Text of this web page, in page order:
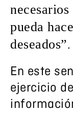
pueda
deseados”.
En este
ejercicio